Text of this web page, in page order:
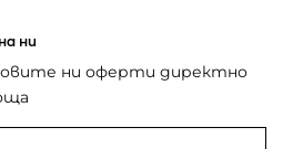
ни
ни оферти директно